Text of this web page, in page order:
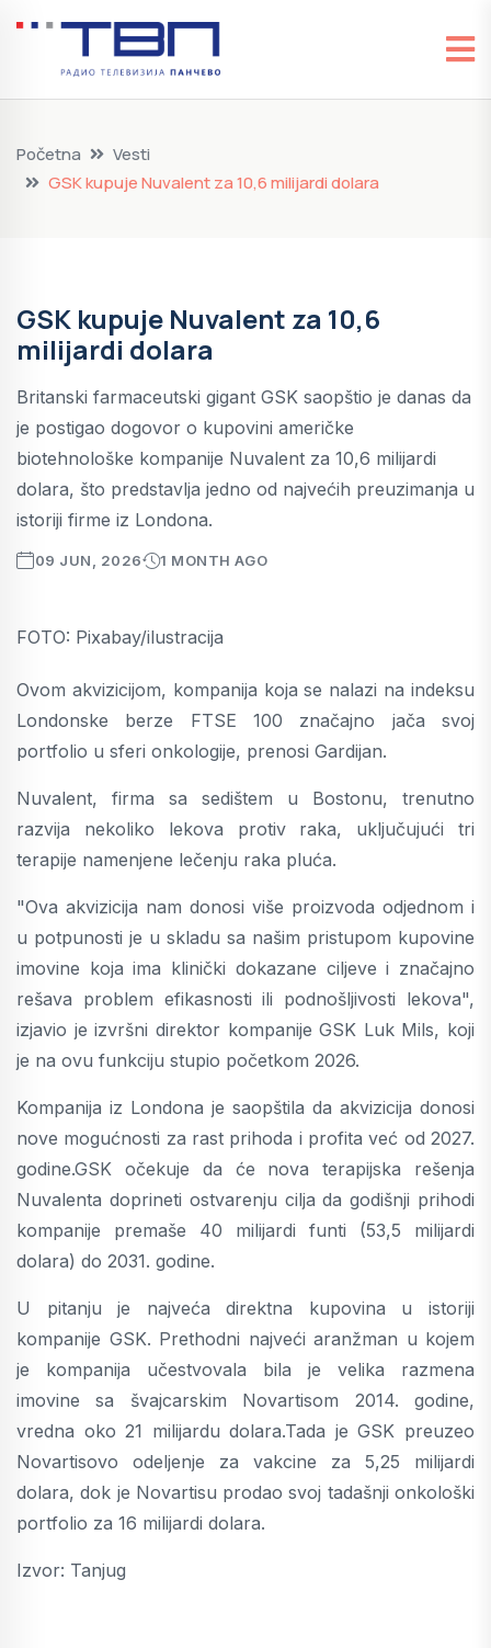
Početna
Vesti
GSK kupuje Nuvalent za 10,6 milijardi dolara
GSK kupuje Nuvalent za 10,6
milijardi dolara
Britanski farmaceutski gigant GSK saopštio je danas da
je postigao dogovor o kupovini američke
biotehnološke kompanije Nuvalent za 10,6 milijardi
dolara, što predstavlja jedno od najvećih preuzimanja u
istoriji firme iz Londona.
09 JUN, 2026 1 MONTH AGO
FOTO: Pixabay/ilustracija
Ovom akvizicijom, kompanija koja se nalazi na indeksu
Londonske berze FTSE 100 značajno jača svoj
portfolio u sferi onkologije, prenosi Gardijan.
Nuvalent, firma sa sedištem u Bostonu, trenutno
razvija nekoliko lekova protiv raka, uključujući tri
terapije namenjene lečenju raka pluća.
"Ova akvizicija nam donosi više proizvoda odjednom i
u potpunosti je u skladu sa našim pristupom kupovine
imovine koja ima klinički dokazane ciljeve i značajno
rešava problem efikasnosti ili podnošljivosti lekova",
izjavio je izvršni direktor kompanije GSK Luk Mils, koji
je na ovu funkciju stupio početkom 2026.
Kompanija iz Londona je saopštila da akvizicija donosi
nove mogućnosti za rast prihoda i profita već od 2027.
godine.GSK očekuje da će nova terapijska rešenja
Nuvalenta doprineti ostvarenju cilja da godišnji prihodi
kompanije premaše 40 milijardi funti (53,5 milijardi
dolara) do 2031. godine.
U pitanju je najveća direktna kupovina u istoriji
kompanije GSK. Prethodni najveći aranžman u kojem
je kompanija učestvovala bila je velika razmena
imovine sa švajcarskim Novartisom 2014. godine,
vredna oko 21 milijardu dolara.Tada je GSK preuzeo
Novartisovo odeljenje za vakcine za 5,25 milijardi
dolara, dok je Novartisu prodao svoj tadašnji onkološki
portfolio za 16 milijardi dolara.
Izvor: Tanjug